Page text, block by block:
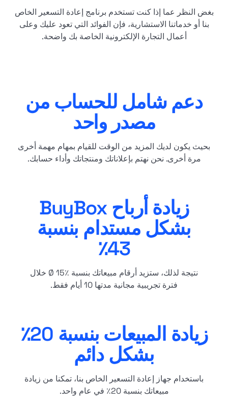
بغض النظر عما إذا كنت تستخدم برنامج إعادة التسعير الخاص
بنا أو خدماتنا الاستشارية، فإن الفوائد التي تعود عليك وعلى
أعمال التجارة الإلكترونية الخاصة بك واضحة.
دعم شامل للحساب من
مصدر واحد
بحيث يكون لديك المزيد من الوقت للقيام بمهام مهمة أخرى
مرة أخرى. نحن نهتم بإعلاناتك ومنتجاتك وأداء حسابك.
زيادة أرباح BuyBox
بشكل مستدام بنسبة
43٪
نتيجة لذلك، ستزيد أرقام مبيعاتك بنسبة Ø 15٪ خلال
فترة تجريبية مجانية مدتها 10 أيام فقط.
زيادة المبيعات بنسبة 20٪
بشكل دائم
باستخدام جهاز إعادة التسعير الخاص بنا، تمكنا من زيادة
مبيعاتك بنسبة 20٪ في عام واحد.